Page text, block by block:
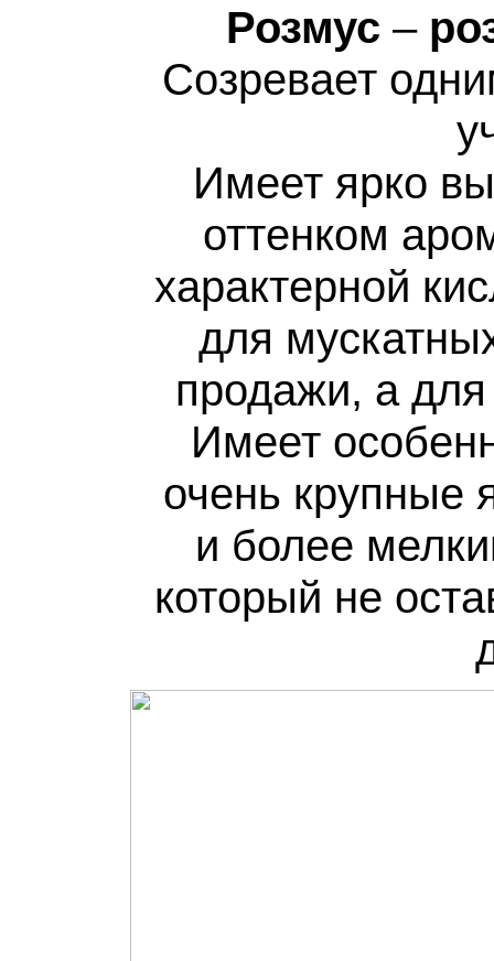
Розмус –
Созревает
Имеет ярко
оттенком
характерной
для
продажи, а
Имеет
очень крупные
и более
который не